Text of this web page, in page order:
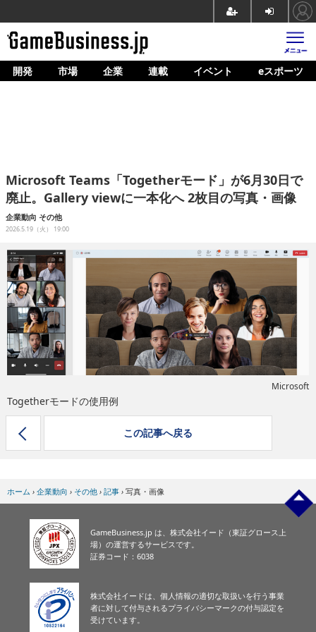
ホーム
企業動向
人材育成
連載
イベント/セミナー
eスポーツ
開発 市場 企業 連載 イベント eスポーツ
Microsoft Teams「Togetherモード」が6月30日で
廃止。Gallery viewに一本化へ 2枚目の写真・画像
企業動向 その他
2026.5.19（火） 19:00
Microsoft
Togetherモードの使用例
この記事へ戻る
ホーム › 企業動向 › その他 › 記事 › 写真・画像
GameBusiness.jp は、株式会社イード（東証グロース上
場）の運営するサービスです。
証券コード：6038
株式会社イードは、個人情報の適切な取扱いを行う事業
者に対して付与されるプライバシーマークの付与認定を
受けています。